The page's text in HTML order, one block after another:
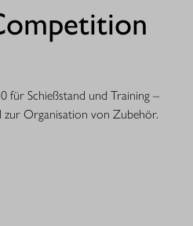
für Schießstand und Training –
zur Organisation von Zubehör.